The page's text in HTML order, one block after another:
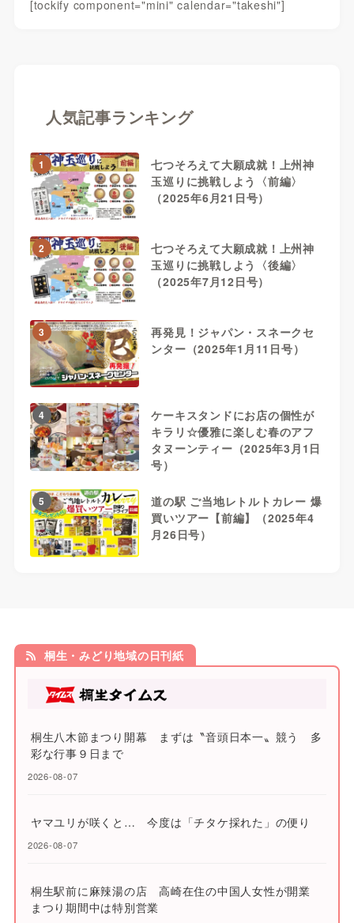
[tockify component="mini" calendar="takeshi"]
人気記事ランキング
1
七つそろえて大願成就！上州神
玉巡りに挑戦しよう〈前編〉
（2025年6月21日号）
2
七つそろえて大願成就！上州神
玉巡りに挑戦しよう〈後編〉
（2025年7月12日号）
3
再発見！ジャパン・スネークセ
ンター（2025年1月11日号）
4
ケーキスタンドにお店の個性が
キラリ☆優雅に楽しむ春のアフ
タヌーンティー（2025年3月1日
号）
5
道の駅 ご当地レトルトカレー 爆
買いツアー【前編】（2025年4
月26日号）
桐生・みどり地域の日刊紙
桐生八木節まつり開幕 まずは〝音頭日本一〟競う 多
彩な行事９日まで
2026-08-07
ヤマユリが咲くと… 今度は「チタケ採れた」の便り
2026-08-07
桐生駅前に麻辣湯の店 高崎在住の中国人女性が開業
まつり期間中は特別営業